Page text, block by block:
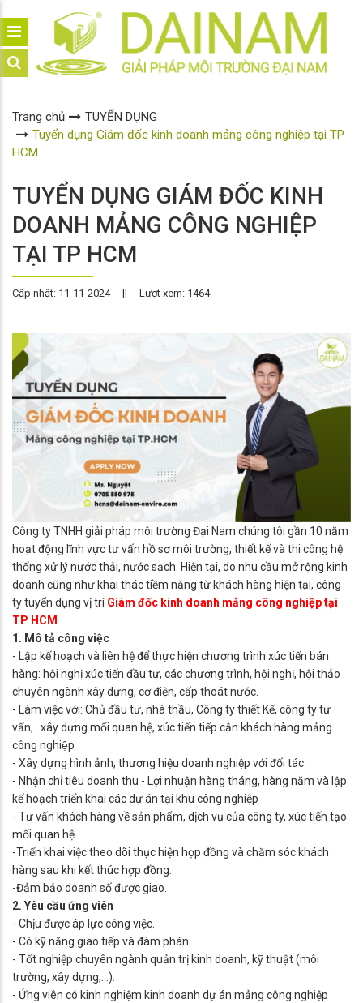
Trang chủ
TUYỂN DỤNG
Tuyển dụng Giám đốc kinh doanh mảng công nghiệp tại TP
HCM
TUYỂN DỤNG GIÁM ĐỐC KINH
DOANH MẢNG CÔNG NGHIỆP
TẠI TP HCM
Cập nhật: 11-11-2024 || Lượt xem: 1464
Công ty TNHH giải pháp môi trường Đại Nam chúng tôi gần 10 năm
hoạt động lĩnh vực tư vấn hồ sơ môi trường, thiết kế và thi công hệ
thống xử lý nước thải, nước sạch. Hiện tại, do nhu cầu mở rộng kinh
doanh cũng như khai thác tiềm năng từ khách hàng hiện tại, công
ty tuyển dụng vị tríGiám đốc kinh doanh mảng công nghiệp tại
TP HCM
1. Mô tả công việc
- Lập kế hoạch và liên hệ để thực hiện chương trình xúc tiến bán
hàng: hội nghị xúc tiến đầu tư, các chương trình, hội nghị, hội thảo
chuyên ngành xây dựng, cơ điện, cấp thoát nước.
- Làm việc với: Chủ đầu tư, nhà thầu, Công ty thiết Kế, công ty tư
vấn,.. xây dựng mối quan hệ, xúc tiến tiếp cận khách hàng mảng
công nghiệp
- Xây dựng hình ảnh, thương hiệu doanh nghiệp với đối tác.
- Nhận chỉ tiêu doanh thu - Lợi nhuận hàng tháng, hàng năm và lập
kế hoạch triển khai các dự án tại khu công nghiệp
- Tư vấn khách hàng về sản phẩm, dịch vụ của công ty, xúc tiến tạo
mối quan hệ.
-Triển khai việc theo dõi thục hiện hợp đồng và chăm sóc khách
hàng sau khi kết thúc hợp đồng.
-Đảm bảo doanh số được giao.
2. Yêu cầu ứng viên
- Chịu được áp lực công việc.
- Có kỹ năng giao tiếp và đàm phán.
- Tốt nghiệp chuyên ngành quản trị kinh doanh, kỹ thuật (môi
trường, xây dựng,...).
- Ứng viên có kinh nghiệm kinh doanh dự án mảng công nghiệp